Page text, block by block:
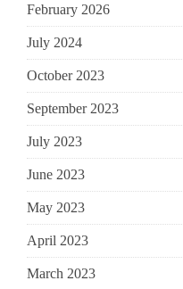
February 2026
July 2024
October 2023
September 2023
July 2023
June 2023
May 2023
April 2023
March 2023